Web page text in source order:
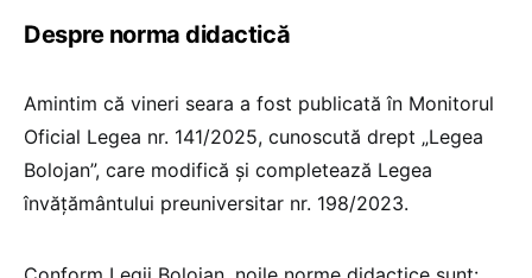
Despre norma didactică
Amintim că vineri seara a fost publicată în Monitorul
Oficial Legea nr. 141/2025, cunoscută drept „Legea
Bolojan”, care modifică și completează Legea
învățământului preuniversitar nr. 198/2023.